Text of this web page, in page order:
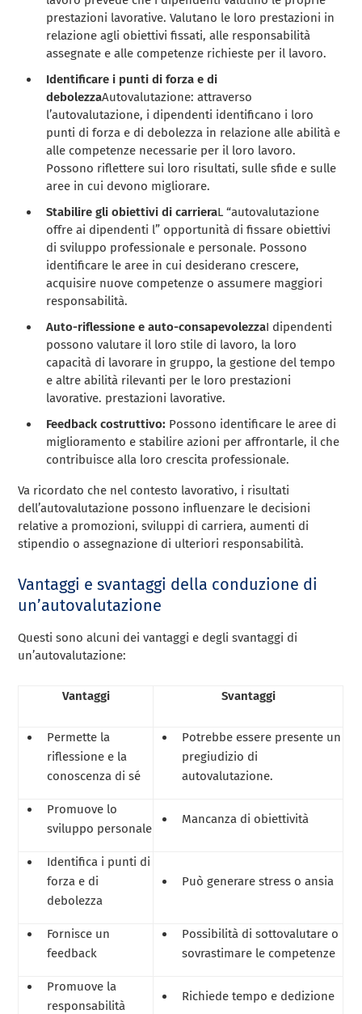
prestazioni lavorative. Valutano le loro prestazioni in
relazione agli obiettivi fissati, alle responsabilità
assegnate e alle competenze richieste per il lavoro.
Identificare i punti di forza e di
debolezzaAutovalutazione: attraverso
l’autovalutazione, i dipendenti identificano i loro
punti di forza e di debolezza in relazione alle abilità e
alle competenze necessarie per il loro lavoro.
Possono riflettere sui loro risultati, sulle sfide e sulle
aree in cui devono migliorare.
Stabilire gli obiettivi di carrieraL “autovalutazione
offre ai dipendenti l” opportunità di fissare obiettivi
di sviluppo professionale e personale. Possono
identificare le aree in cui desiderano crescere,
acquisire nuove competenze o assumere maggiori
responsabilità.
Auto-riflessione e auto-consapevolezzaI dipendenti
possono valutare il loro stile di lavoro, la loro
capacità di lavorare in gruppo, la gestione del tempo
e altre abilità rilevanti per le loro prestazioni
lavorative. prestazioni lavorative.
Feedback costruttivo: Possono identificare le aree di
miglioramento e stabilire azioni per affrontarle, il che
contribuisce alla loro crescita professionale.
Va ricordato che nel contesto lavorativo, i risultati
dell’autovalutazione possono influenzare le decisioni
relative a promozioni, sviluppi di carriera, aumenti di
stipendio o assegnazione di ulteriori responsabilità.
Vantaggi e svantaggi della conduzione di
un’autovalutazione
Questi sono alcuni dei vantaggi e degli svantaggi di
un’autovalutazione:
Vantaggi Svantaggi
Permette la
riflessione e la
conoscenza di sé
Potrebbe essere presente un
pregiudizio di
autovalutazione.
Promuove lo
sviluppo personale
Mancanza di obiettività
Identifica i punti di
forza e di
debolezza
Può generare stress o ansia
Fornisce un
feedback
Possibilità di sottovalutare o
sovrastimare le competenze
Promuove la
responsabilità
Richiede tempo e dedizione